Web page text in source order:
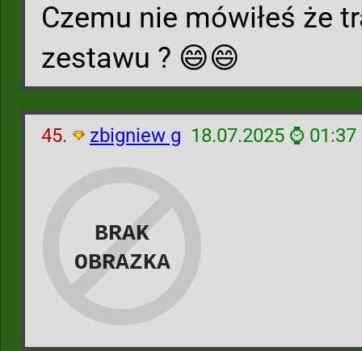
Czemu nie mówiłeś że
zestawu ? 😄😄
45. zbigniew g 18.07.2025 ⌚ 01:37